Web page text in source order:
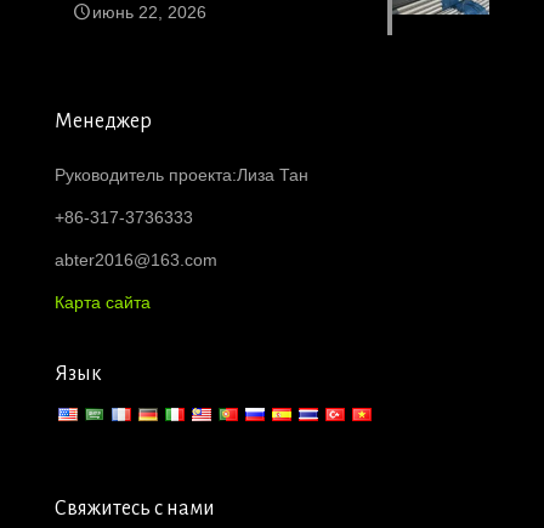
июнь 22, 2026
Менеджер
Руководитель проекта:Лиза Тан
+86-317-3736333
abter2016@163.com
Карта сайта
Язык
Свяжитесь с нами